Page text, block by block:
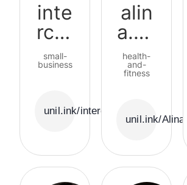
inte
rcer
ama
small-
business
unil.ink/intercerama
alin
a.nu
triti
onis
health-
and-
fitness
unil.ink/